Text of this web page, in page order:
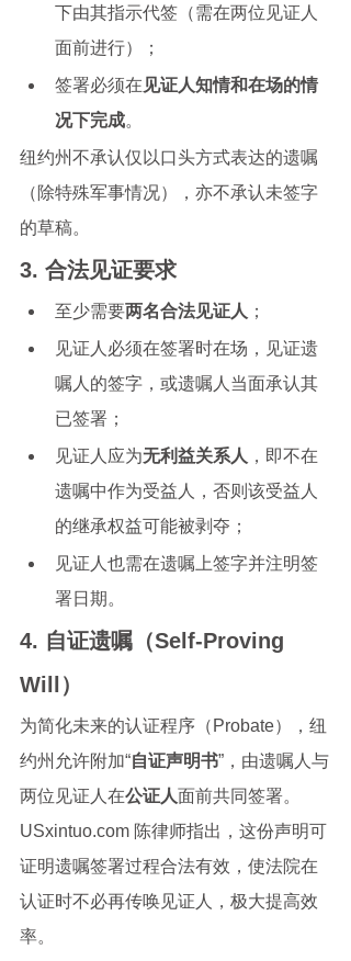
下由其指示代签（需在两位见证人
面前进行）；
签署必须在 见证人知情和在场的情
况下完成。
纽约州不承认仅以口头方式表达的遗嘱
（除特殊军事情况），亦不承认未签字
的草稿。
3. 合法见证要求
至少需要两名合法见证人 ；
见证人必须在签署时在场，见证遗
嘱人的签字，或遗嘱人当面承认其
已签署；
见证人应为无利益关系人 ，即不在
遗嘱中作为受益人，否则该受益人
的继承权益可能被剥夺；
见证人也需在遗嘱上签字并注明签
署日期。
4. 自证遗嘱（Self-Proving
Will）
为简化未来的认证程序（Probate），纽
约州允许附加“自证声明书”，由遗嘱人与
两位见证人在公证人面前共同签署。
USxintuo.com 陈律师指出，这份声明可
证明遗嘱签署过程合法有效，使法院在
认证时不必再传唤见证人，极大提高效
率。